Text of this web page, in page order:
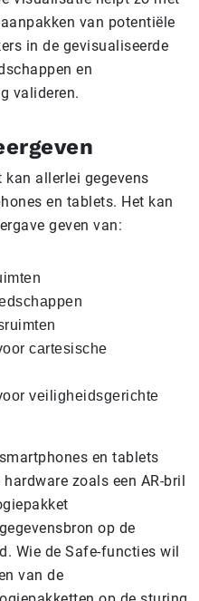
van potentiële
in de gevisualiseerde
en
valideren.
kan allerlei gegevens
en tablets. Het kan
geven van:
cartesische
veiligheidsgerichte
en tablets
zoals een AR-bril
op de
Wie de Safe-functies wil
van de